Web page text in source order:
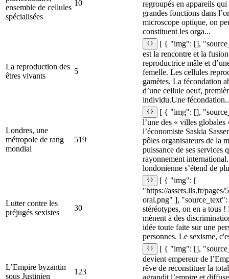
ensemble de cellules
spécialisées
10
regroupés en appareils
grandes fonctions dans
microscope optique, on
constituent les orga...
La reproduction des
êtres vivants
5
[ { "img": [],
est la rencontre et la
reproductrice mâle et
femelle. Les cellules
gamètes. La fécondation
d’une cellule oeuf,
individu.Une
Londres, une
métropole de rang
mondial
519
[ { "img": [],
l’une des « villes globales
l’économiste Saskia
pôles organisateurs de la
puissance de ses services
rayonnement
londonienne s’étend de
Lutter contre les
préjugés sexistes
30
[ { "img": [
"https://assets.lls.fr/
oral.png" ], "source_text":
stéréotypes, on en a tous
mènent à des
idée toute faite sur une
personnes. Le sexisme,
L’Empire byzantin
sous Justinien
123
[ { "img": [],
devient empereur de
rêve de reconstituer la
agrandit l’empire et